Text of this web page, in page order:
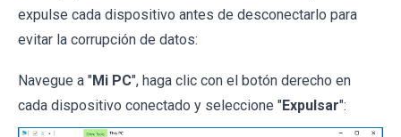
expulse cada dispositivo antes de desconectarlo para
evitar la corrupción de datos:
Navegue a "Mi PC", haga clic con el botón derecho en
cada dispositivo conectado y seleccione "Expulsar":